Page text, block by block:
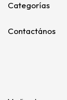
Categorías
Contactános